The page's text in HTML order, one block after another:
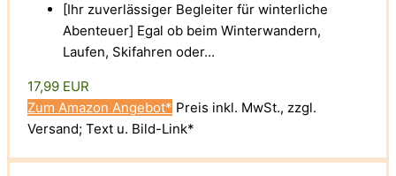
[Ihr zuverlässiger Begleiter für winterliche
Abenteuer] Egal ob beim Winterwandern,
Laufen, Skifahren oder...
17,99 EUR
Zum Amazon Angebot* Preis inkl. MwSt., zzgl.
Versand; Text u. Bild-Link*